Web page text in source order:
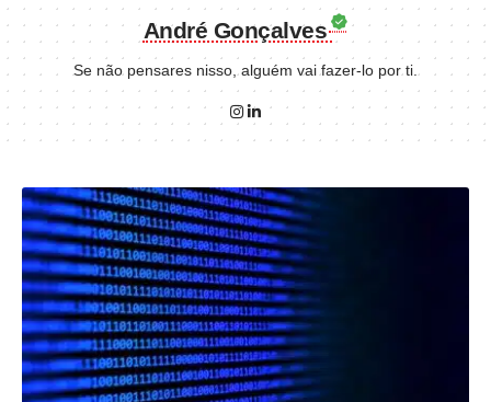
André Gonçalves
Se não pensares nisso, alguém vai fazer-lo por ti.